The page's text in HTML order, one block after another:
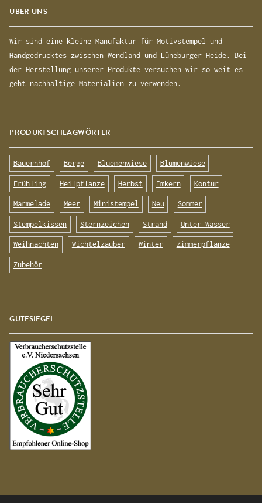
ÜBER UNS
Wir sind eine kleine Manufaktur für Motivstempel und
Handgedrucktes zwischen Wendland und Lüneburger Heide. Bei
der Herstellung unserer Produkte versuchen wir so weit es
geht nachhaltige Materialien zu verwenden.
PRODUKTSCHLAGWÖRTER
Bauernhof Berge Bluemenwiese Blumenwiese
Frühling Heilpflanze Herbst Imkern Kontur
Marmelade Meer Ministempel Neu Sommer
Stempelkissen Sternzeichen Strand Unter Wasser
Weihnachten Wichtelzauber Winter Zimmerpflanze
Zubehör
GÜTESIEGEL